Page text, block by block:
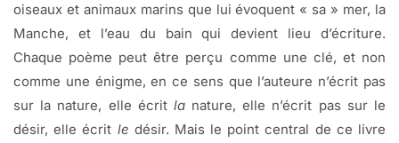
oiseaux et animaux marins que lui évoquent « sa » mer, la
Manche, et l’eau du bain qui devient lieu d’écriture.
Chaque poème peut être perçu comme une clé, et non
comme une énigme, en ce sens que l’auteure n’écrit pas
sur la nature, elle écrit lanature, elle n’écrit pas sur le
désir, elle écrit le désir. Mais le point central de ce livre